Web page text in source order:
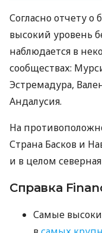
Согласно отчету о
высокий уровень
наблюдается в
сообществах:
Эстремадура,
Андалусия.
На
Страна Басков и
и в целом
Справка
Самые